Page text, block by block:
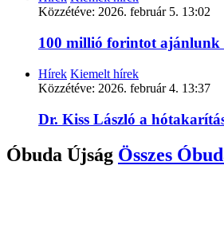
Közzétéve: 2026. február 5. 13:02
100 millió forintot ajánlunk
Hírek Kiemelt hírek
Közzétéve: 2026. február 4. 13:37
Dr. Kiss László a
Óbuda Újság Összes